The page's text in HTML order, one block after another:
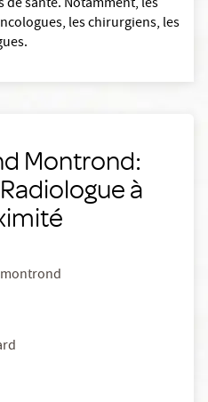
santé. Notamment, les
les chirurgiens, les
Montrond:
à